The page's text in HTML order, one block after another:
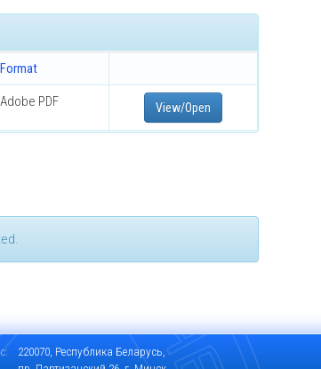
Format
Adobe PDF View/Open
220070, Республика Беларусь,